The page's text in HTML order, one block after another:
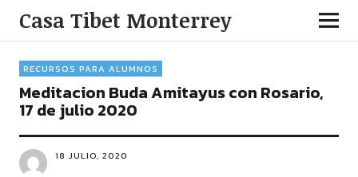
Casa Tibet Monterrey
RECURSOS PARA ALUMNOS
Meditacion Buda Amitayus con Rosario,
17 de julio 2020
18 JULIO, 2020